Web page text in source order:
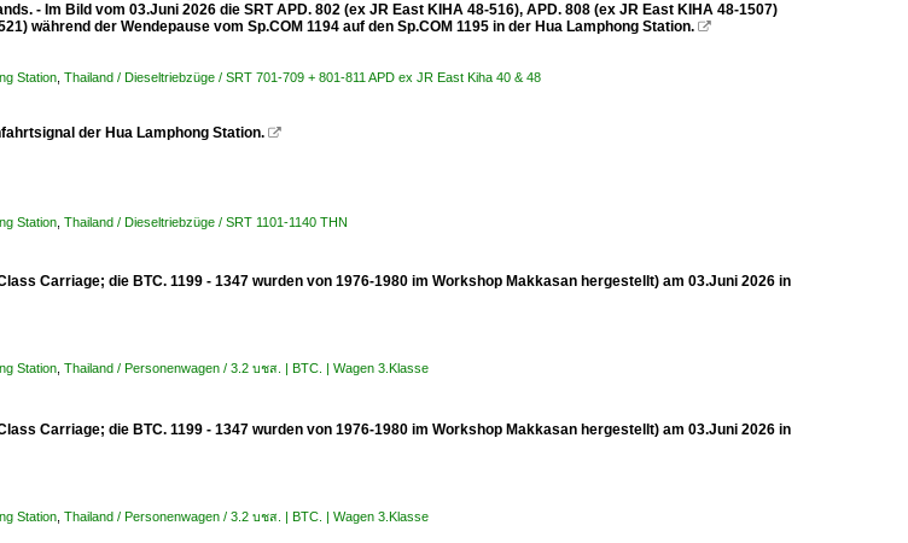
- Im Bild vom 03.Juni 2026 die SRT APD. 802 (ex JR East KIHA 48-516), APD. 808 (ex JR East KIHA 48-1507)
während der Wendepause vom Sp.COM 1194 auf den Sp.COM 1195 in der Hua Lamphong Station. 
Station Thailand / Dieseltriebzüge / SRT 701-709 + 801-811 APD ex JR East Kiha 40 & 48
der Hua Lamphong Station. 
Station Thailand / Dieseltriebzüge / SRT 1101-1140 THN
Carriage; die BTC. 1199 - 1347 wurden von 1976-1980 im Workshop Makkasan hergestellt) am 03.Juni 2026 in
Station Thailand / Personenwagen / 3.2 บชส. | BTC. | Wagen 3.Klasse
Carriage; die BTC. 1199 - 1347 wurden von 1976-1980 im Workshop Makkasan hergestellt) am 03.Juni 2026 in
Station Thailand / Personenwagen / 3.2 บชส. | BTC. | Wagen 3.Klasse